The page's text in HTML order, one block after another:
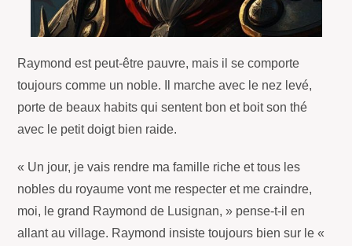
Raymond est peut-être pauvre, mais il se comporte
toujours comme un noble. Il marche avec le nez levé,
porte de beaux habits qui sentent bon et boit son thé
avec le petit doigt bien raide.
« Un jour, je vais rendre ma famille riche et tous les
nobles du royaume vont me respecter et me craindre,
moi, le grand Raymond de Lusignan, » pense-t-il en
allant au village. Raymond insiste toujours bien sur le «